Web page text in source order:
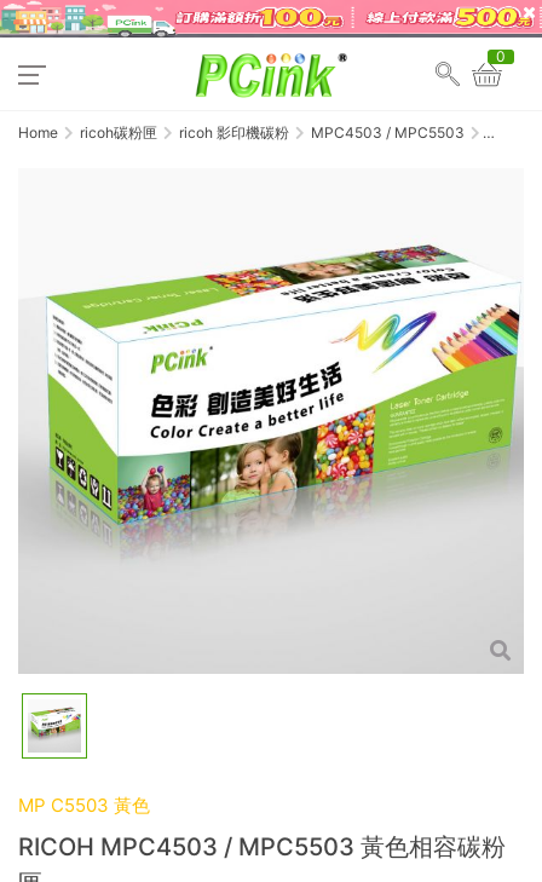
0
Home ricoh碳粉匣 ricoh 影印機碳粉
MPC4503 / MPC5503
碳粉匣
MP C5503 黃色
RICOH MPC4503 / MPC5503 黃色相容碳粉